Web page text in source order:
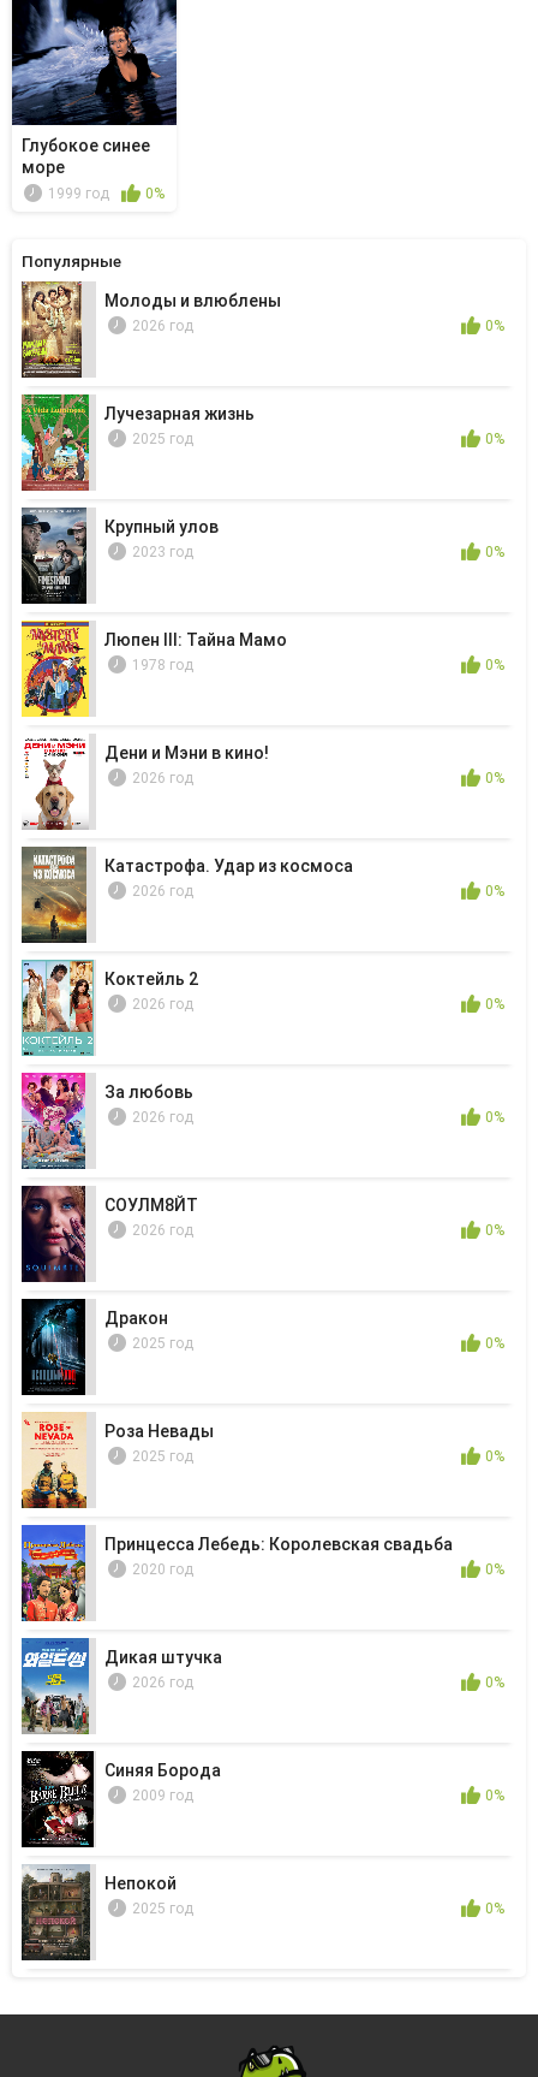
Популярные
Молоды и влюблены
2026 год 0%
Лучезарная жизнь
2025 год 0%
Крупный улов
2023 год 0%
Люпен III: Тайна Мамо
1978 год 0%
Дени и Мэни в кино!
2026 год 0%
Катастрофа. Удар из космоса
2026 год 0%
Коктейль 2
2026 год 0%
За любовь
2026 год 0%
СОУЛМ8ЙТ
2026 год 0%
Дракон
2025 год 0%
Роза Невады
2025 год 0%
Принцесса Лебедь: Королевская свадьба
2020 год 0%
Дикая штучка
2026 год 0%
Синяя Борода
2009 год 0%
Непокой
2025 год 0%
Глубокое синее
море
1999 год 0%